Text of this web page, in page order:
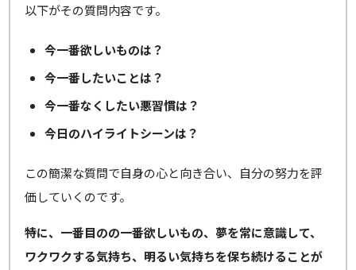
以下がその質問内容です。
今一番欲しいものは？
今一番したいことは？
今一番なくしたい悪習慣は？
今日のハイライトシーンは？
この簡潔な質問で自身の心と向き合い、自分の努力を評
価していくのです。
特に、一番目のの一番欲しいもの、夢を常に意識して、
ワクワクする気持ち、明るい気持ちを保ち続けることが